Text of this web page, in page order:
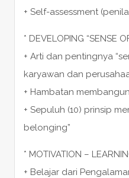
+ Self-assessment
* DEVELOPING “SENSE
+ Arti dan pentingnya
karyawan dan
+ Hambatan
+ Sepuluh (10) prinsip
belonging”
* MOTIVATION –
+ Belajar dari